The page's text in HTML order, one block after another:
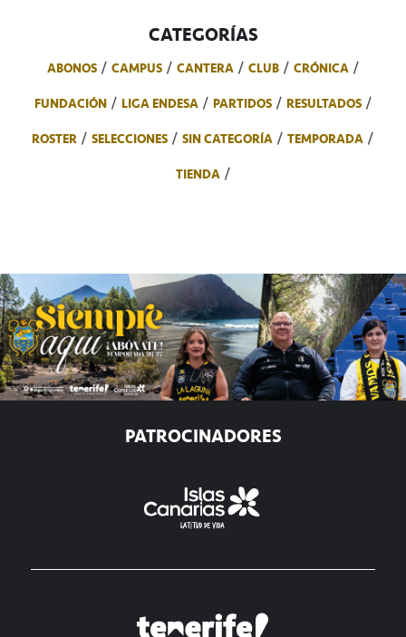
CATEGORÍAS
ABONOS CAMPUS CANTERA CLUB
CRÓNICA
FUNDACIÓN
LIGA ENDESA PARTIDOS
RESULTADOS
ROSTER
SELECCIONES SIN CATEGORÍA
TEMPORADA
TIENDA
PATROCINADORES